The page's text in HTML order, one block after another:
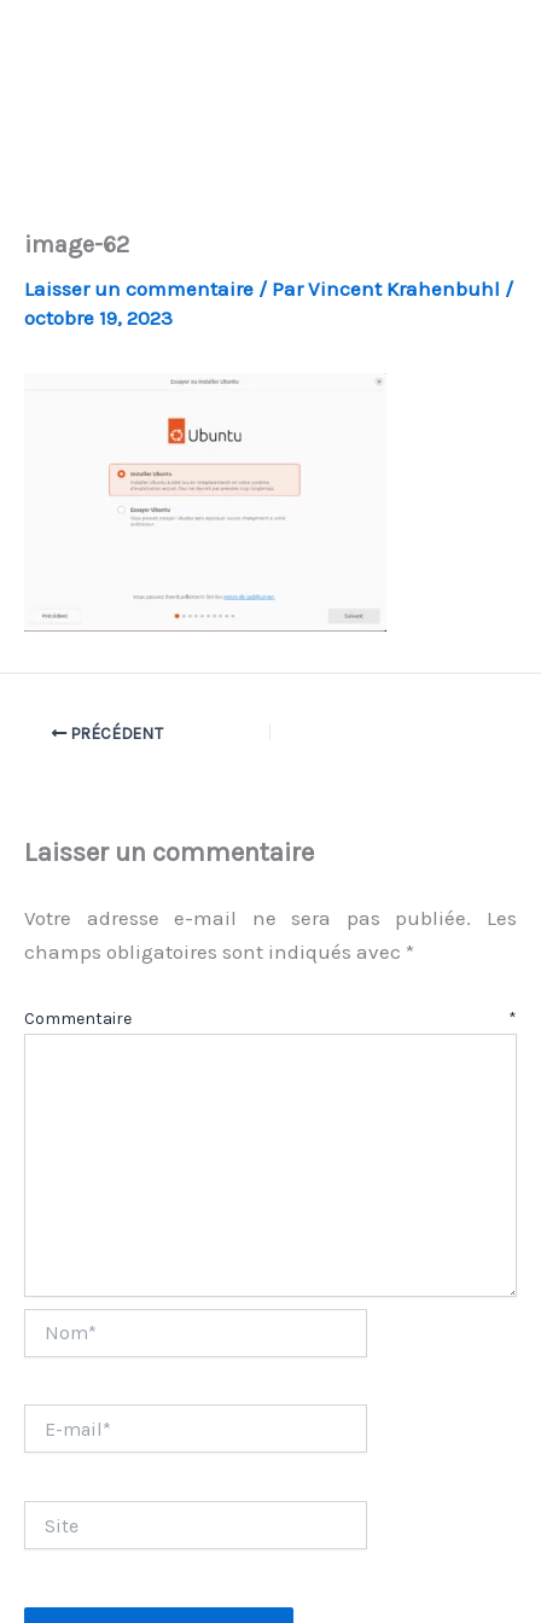
image-62
Laisser un commentaire / ParVincent Krahenbuhl /
octobre 19, 2023
PRÉCÉDENT
Laisser un commentaire
Votre adresse e-mail ne sera pas publiée.
Les
champs obligatoires sont indiqués avec *
Commentaire *
mail*